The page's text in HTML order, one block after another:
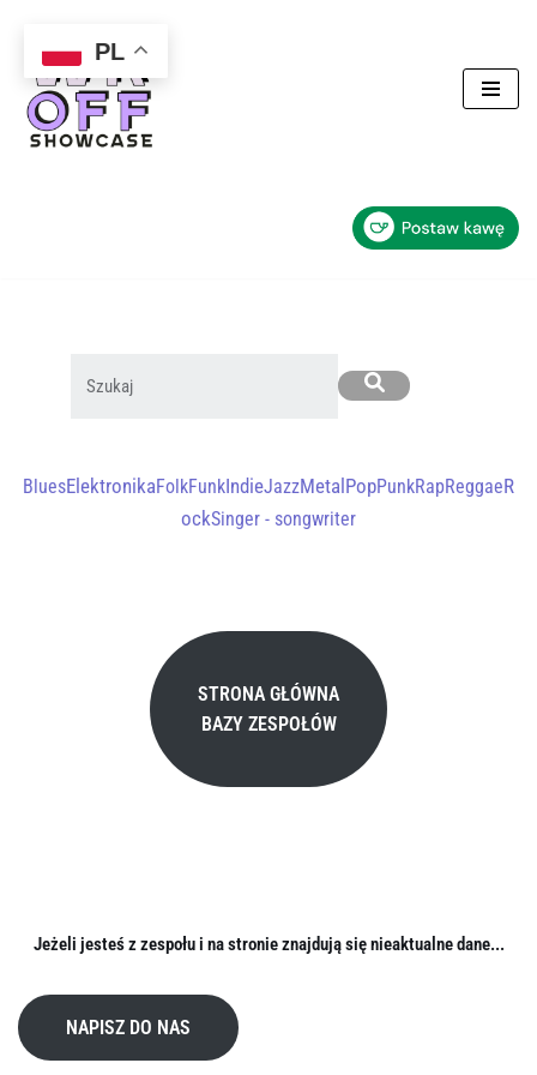
Przejdź
do
treści
BluesElektronikaFolkFunkIndieJazzMetal PopPunkRapReggaeR
ockSinger - songwriter
STRONA GŁÓWNA
BAZY ZESPOŁÓW
Jeżeli jesteś z zespołu i na stronie znajdują się nieaktualne dane...
NAPISZ DO NAS
PL